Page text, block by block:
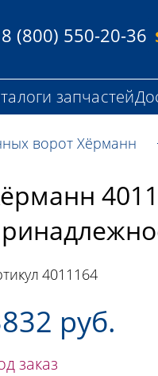
8 (800) 550-20-36
запчастей
ворот Хёрманн
4011164
руб.
заказ